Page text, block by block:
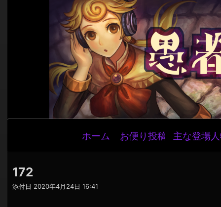
ナ
ビ
ホーム お便り投稿 主な登場
172
添付日 2020年4月24日 16:41